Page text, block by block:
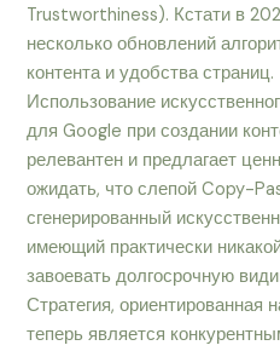
Trustworthiness). Кстати в
несколько обновлений
контента и удобства страниц.
Использование
для Google при создании
релевантен и предлагает
ожидать, что слепой Copy-
сгенерированный
имеющий практически
завоевать долгосрочную
Стратегия, ориентированная
теперь является